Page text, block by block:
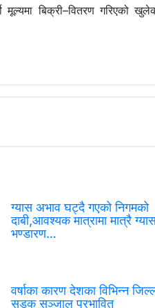
मूल्यमा बिक्री–वितरण गरिएको
ग्यास अभाव घट्दै गएको निगमको
दाबी,आवश्यक मात्रामा मात्रै
भण्डारण…
वर्षाका कारण देशका विभिन्न
सडक सञ्जाल प्रभावित